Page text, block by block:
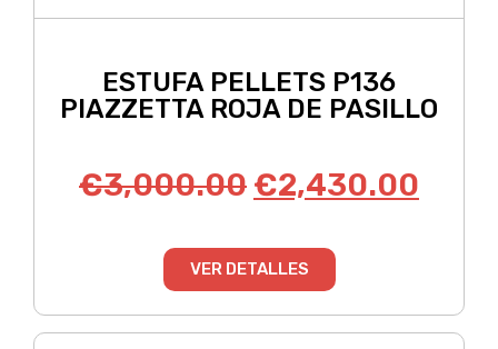
ESTUFA PELLETS P136
PIAZZETTA ROJA DE PASILLO
€3,000.00 €2,430.00
VER DETALLES